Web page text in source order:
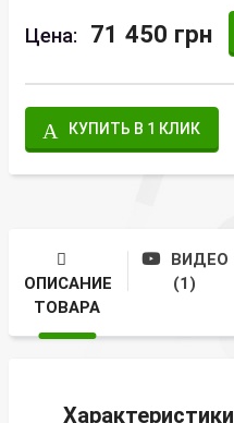
Цена: 71 450 грн
КУПИТЬ В 1 КЛИК
ОПИСАНИЕ
ТОВАРА
ВИДЕО
(1)
Характеристики